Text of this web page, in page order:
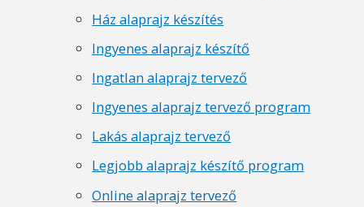
Ház alaprajz készítés
Ingyenes alaprajz készítő
Ingatlan alaprajz tervező
Ingyenes alaprajz tervező program
Lakás alaprajz tervező
Legjobb alaprajz készítő program
Online alaprajz tervező